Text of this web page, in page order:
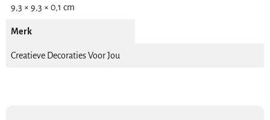
9,3 × 9,3 × 0,1 cm
Merk
Creatieve Decoraties Voor Jou